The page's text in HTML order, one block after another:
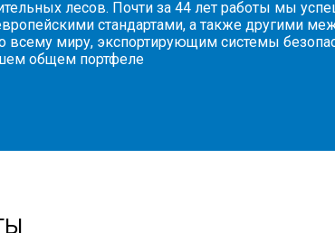
лесов. Почти за 44 лет работы мы
стандартами, а также другими
миру, экспортирующим системы
общем портфеле